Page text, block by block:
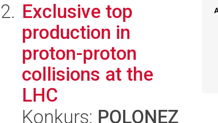
Exclusive top
production in
proton-proton
collisions at the
LHC
Konkurs: POLONEZ